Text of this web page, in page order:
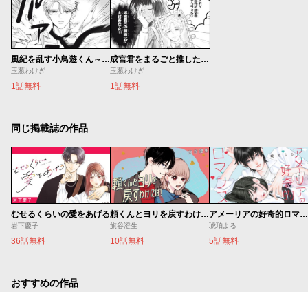
風紀を乱す小鳥遊くん～ギャル・ミーツ・スケベ～
玉葱わけぎ
1話無料
成宮君をまるごと推したい！！
玉葱わけぎ
1話無料
同じ掲載誌の作品
むせるくらいの愛をあげる
岩下慶子
36話無料
頼くんとヨリを戻すわけには！
旗谷澄生
10話無料
アメーリアの好奇的ロマンス
琥珀よる
5話無料
おすすめの作品